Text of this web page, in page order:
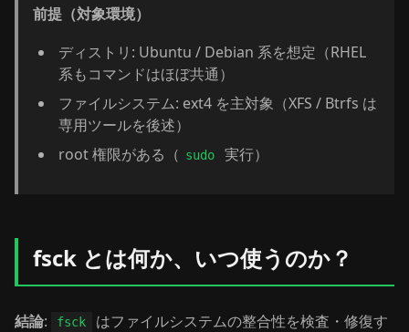
前提（対象環境）
ディストリ: Ubuntu / Debian 系を想定（RHEL
系もコマンドはほぼ共通）
ファイルシステム: ext4 を主対象（XFS / Btrfs は
専用ツールを後述）
root 権限がある（ sudo 実行）
fsck とは何か、いつ使うのか？
結論: fsck
はファイルシステムの整合性を検査・修復す